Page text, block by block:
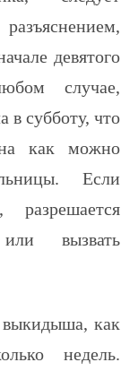
девятого
случае,
в субботу, что
как можно
Если
разрешается
вызвать
выкидыша, как
недель.